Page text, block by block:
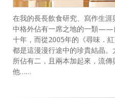
在我的長長飲食研究、寫作生
中格外佔有一席之地的一類——
十年，而從2005年的《尋味．
都是這漫漫行途中的珍貴結晶
所佔有二，且兩本加起來，流
他……